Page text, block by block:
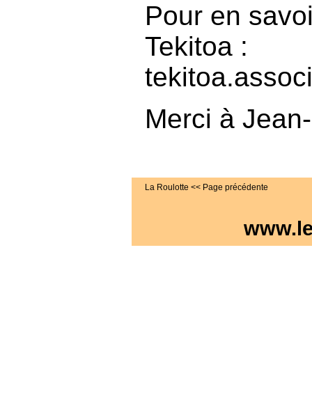
Pour en
Tekitoa :
Merci à
La Roulotte